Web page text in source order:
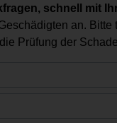
schnell mit
an. Bitte
Prüfung der